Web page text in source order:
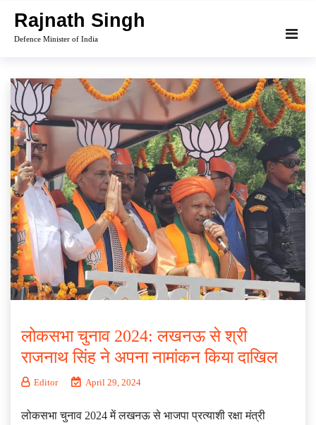
content
Rajnath Singh
Defence Minister of India
लोकसभा चुनाव 2024: लखनऊ से श्री
राजनाथ सिंह ने अपना नामांकन किया दाखिल
Editor April 29, 2024
लोकसभा चुनाव 2024 में लखनऊ से भाजपा प्रत्याशी रक्षा मंत्री